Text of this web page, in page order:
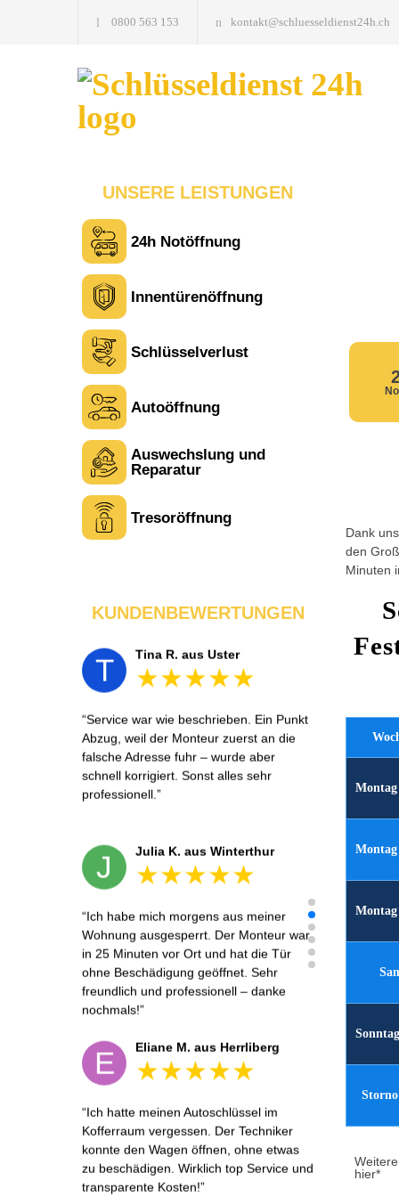
0800 563 153 kontakt@schluesseldienst24h.ch
Dank
den
Minuten
hier*
UNSERE LEISTUNGEN
24h Notöffnung
Innentürenöffnung
Schlüsselverlust
Autoöffnung
Auswechslung und
Reparatur
Tresoröffnung
KUNDENBEWERTUNGEN
L Laura M. aus Zürich
Sehr freundlich am Telefon und vor Ort.
Die Türöffnung ging schnell, aber ich
T Tina R. aus Uster
Service war wie beschrieben. Ein Punkt
Abzug, weil der Monteur zuerst an die
falsche Adresse fuhr – wurde aber
schnell korrigiert. Sonst alles sehr
professionell.
J Julia K. aus Winterthur
Ich habe mich morgens aus meiner
Wohnung ausgesperrt. Der Monteur war
in 25 Minuten vor Ort und hat die Tür
ohne Beschädigung geöffnet. Sehr
freundlich und professionell – danke
nochmals!
E Eliane M. aus Herrliberg
Ich hatte meinen Autoschlüssel im
Kofferraum vergessen. Der Techniker
konnte den Wagen öffnen, ohne etwas
zu beschädigen. Wirklich top Service und
transparente Kosten!